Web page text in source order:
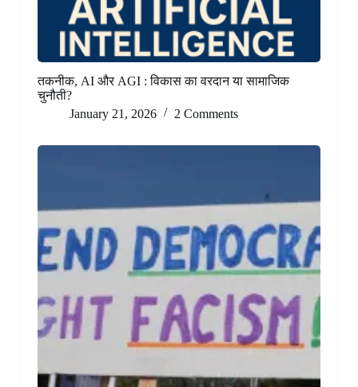
तकनीक, AI और AGI : विकास का वरदान या सामाजिक
चुनौती?
January 21, 2026
2 Comments